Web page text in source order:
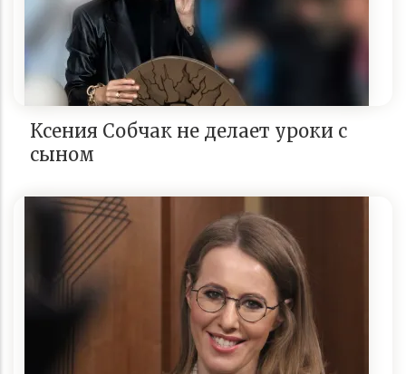
Ксения Собчак не делает уроки с
сыном